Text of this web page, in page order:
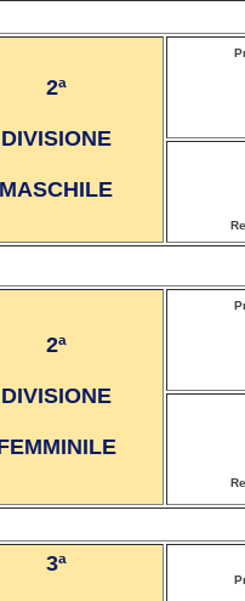
2ª
DIVISIONE
MASCHILE
2ª
DIVISIONE
3ª